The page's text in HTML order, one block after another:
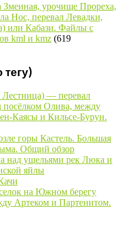
урочище Прореха,
Нос, перевал Левадки,
или Кабази. Файлы с
kml и kmz (619
— перевал
Олива, между
Каясы и Кильсе-Бурун.
горы Кастель. Большая
Общий обзор
над ущельями рек Люка и
яйлы
на Южном берегу
Артеком и Партенитом.